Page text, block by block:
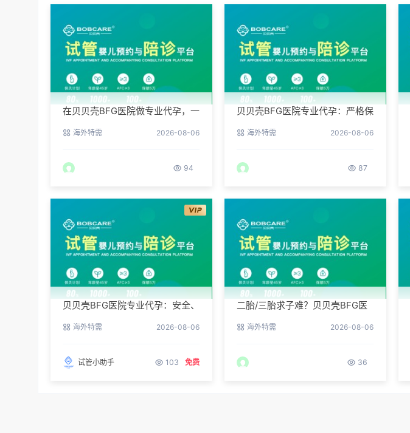
在贝贝壳BFG医院做专业代孕，一
海外特需 2026-08-06
94
贝贝壳BFG医院专业代孕：严格保
海外特需 2026-08-06
87
贝贝壳BFG医院专业代孕：安全、
海外特需 2026-08-06
试管小助手 103 免费
二胎/三胎求子难？贝贝壳BFG医
海外特需 2026-08-06
36